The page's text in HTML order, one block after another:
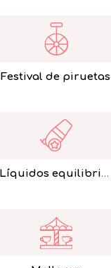
Festival de piruetas
Líquidos equilibristas